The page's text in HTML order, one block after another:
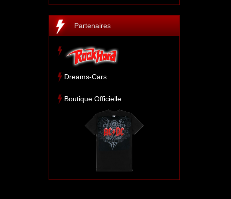
Partenaires
Dreams-Cars
Boutique Officielle